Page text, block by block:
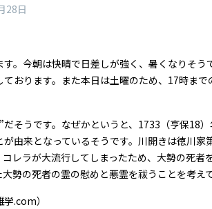
28日
す。今朝は快晴で日差しが強く、暑くなりそ
おります。また本日は土曜のため、17時まで
だそうです。なぜかというと、1733（亨保18
が由来となっているそうです。川開きは徳川
コレラが大流行してしまったため、大勢の死
勢の死者の霊の慰めと悪霊を祓うことを考え
学.com）